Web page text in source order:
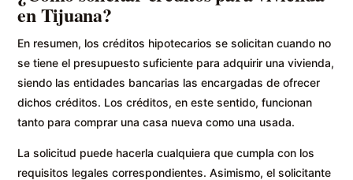
en Tijuana?
En resumen, los créditos hipotecarios se solicitan cuando no
se tiene el presupuesto suficiente para adquirir una vivienda,
siendo las entidades bancarias las encargadas de ofrecer
dichos créditos. Los créditos, en este sentido, funcionan
tanto para comprar una casa nueva como una usada.
La solicitud puede hacerla cualquiera que cumpla con los
requisitos legales correspondientes. Asimismo, el solicitante